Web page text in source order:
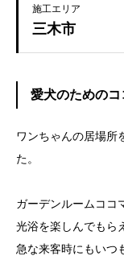
施工エリア
三木市
愛犬のための
ワンちゃんの居場所
た。
ガーデンルームココ
光浴を楽しんでもら
急な来客時にもいつ